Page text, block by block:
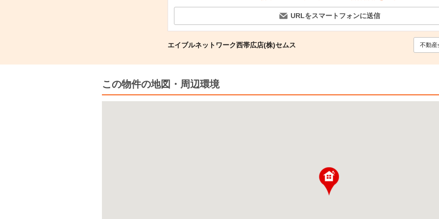
URLをスマートフォンに送信
エイブルネットワーク西帯広店(株)セムス 不動産
この物件の地図・周辺環境